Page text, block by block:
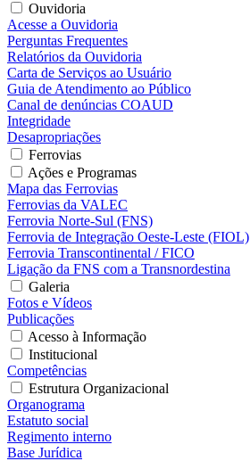
Ouvidoria
Acesse a Ouvidoria
Perguntas Frequentes
Relatórios da Ouvidoria
Carta de Serviços ao Usuário
Guia de Atendimento ao Público
Canal de denúncias COAUD
Integridade
Desapropriações
Ferrovias
Ações e Programas
Mapa das Ferrovias
Ferrovias da VALEC
Ferrovia Norte-Sul (FNS)
Ferrovia de Integração Oeste-Leste (FIOL)
Ferrovia Transcontinental / FICO
Ligação da FNS com a Transnordestina
Galeria
Fotos e Vídeos
Publicações
Acesso à Informação
Institucional
Competências
Estrutura Organizacional
Organograma
Estatuto social
Regimento interno
Base Jurídica